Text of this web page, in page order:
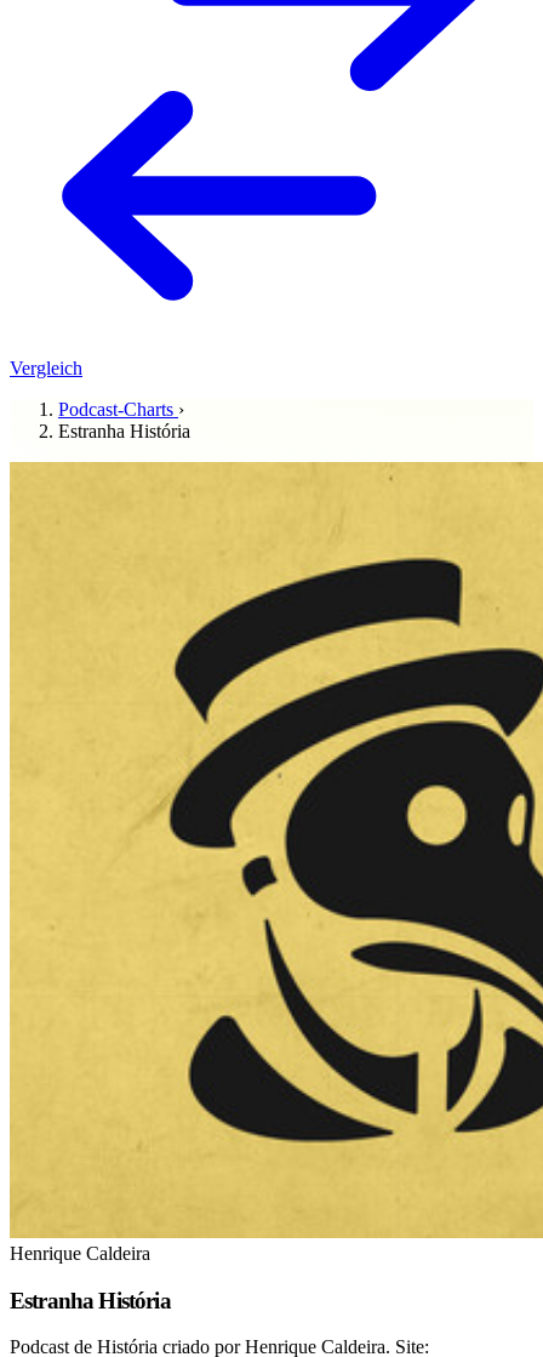
Vergleich
Podcast-Charts ›
Estranha História
Henrique Caldeira
Estranha História
Podcast de História criado por Henrique Caldeira. Site: